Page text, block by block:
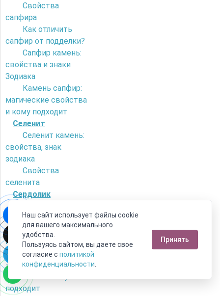
Свойства
сапфира
Как отличить
сапфир от подделки?
Сапфир камень:
свойства и знаки
Зодиака
Камень сапфир:
магические свойства
и кому подходит
Селенит
Селенит камень:
свойства, знак
зодиака
Свойства
селенита
Сердолик
сердолик от
искусственного
камня?
Камень сердолик
- его магические
свойства и кому
подходит
Наш сайт использует файлы cookie
для вашего максимального
удобства.
Пользуясь сайтом, вы даете свое
согласие с политикой
конфиденциальности
Принять